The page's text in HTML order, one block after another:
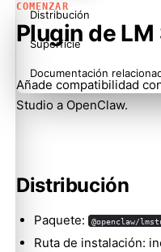
COMENZAR
Plugin de
Añade compatibilidad
Studio a OpenClaw.
Distribución
Paquete: @openclaw/
Ruta de instalación:
Distribución
Superficie
Documentación